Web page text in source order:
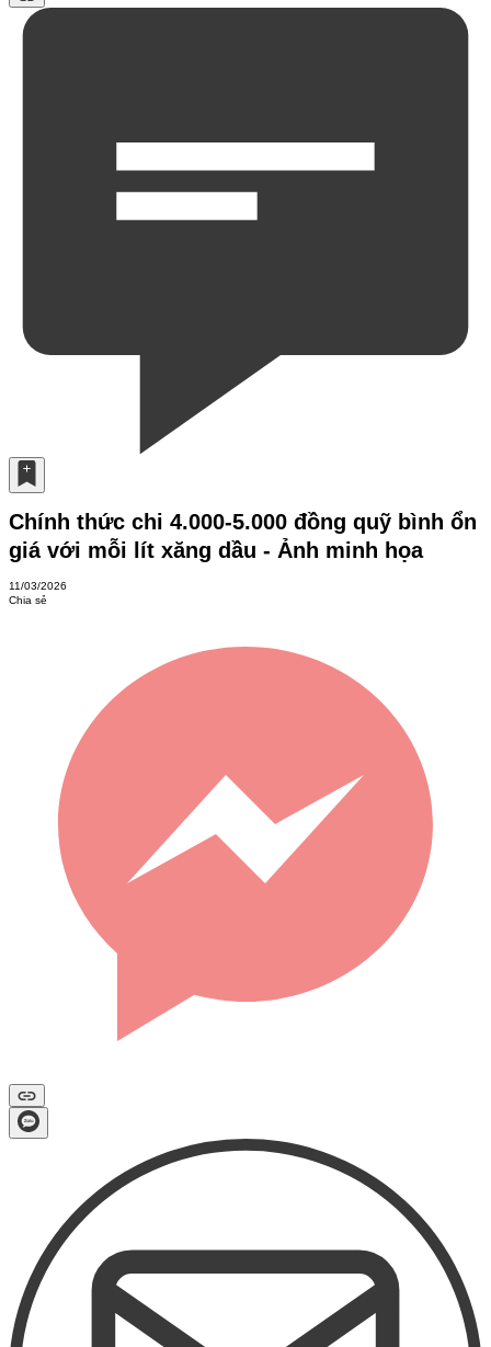
Chính thức chi 4.000-5.000 đồng quỹ bình ổn
giá với mỗi lít xăng dầu - Ảnh minh họa
11/03/2026
Chia sẻ